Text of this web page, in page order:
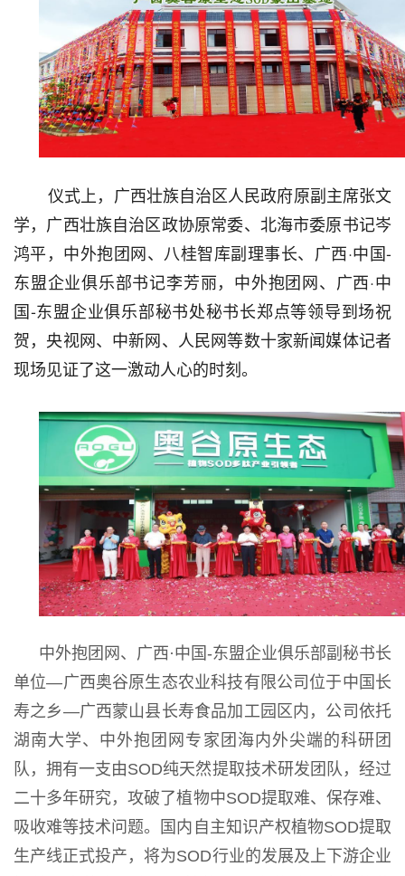
仪式上，广西壮族自治区人民政府原副主席张文
学，广西壮族自治区政协原常委、北海市委原书记岑
鸿平，中外抱团网、八桂智库副理事长、广西·中国-
东盟企业俱乐部书记李芳丽，中外抱团网、广西·中
国-东盟企业俱乐部秘书处秘书长郑点等领导到场祝
贺，央视网、中新网、人民网等数十家新闻媒体记者
现场见证了这一激动人心的时刻。
中外抱团网、广西·中国-东盟企业俱乐部副秘书长
单位—广西奥谷原生态农业科技有限公司位于中国长
寿之乡—广西蒙山县长寿食品加工园区内，公司依托
湖南大学、中外抱团网专家团海内外尖端的科研团
队，拥有一支由SOD纯天然提取技术研发团队，经过
二十多年研究，攻破了植物中SOD提取难、保存难、
吸收难等技术问题。国内自主知识产权植物SOD提取
生产线正式投产，将为SOD行业的发展及上下游企业